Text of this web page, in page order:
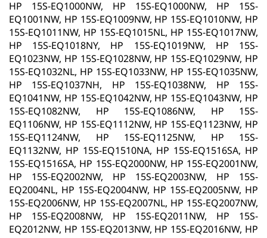
HP 15S-EQ1000NW, HP 15S-EQ1000NW, HP 15S-
EQ1001NW, HP 15S-EQ1009NW, HP 15S-EQ1010NW, HP
15S-EQ1011NW, HP 15S-EQ1015NL, HP 15S-EQ1017NW,
HP 15S-EQ1018NY, HP 15S-EQ1019NW, HP 15S-
EQ1023NW, HP 15S-EQ1028NW, HP 15S-EQ1029NW, HP
15S-EQ1032NL, HP 15S-EQ1033NW, HP 15S-EQ1035NW,
HP 15S-EQ1037NH, HP 15S-EQ1038NW, HP 15S-
EQ1041NW, HP 15S-EQ1042NW, HP 15S-EQ1043NW, HP
15S-EQ1082NW, HP 15S-EQ1086NW, HP 15S-
EQ1106NW, HP 15S-EQ1112NW, HP 15S-EQ1123NW, HP
15S-EQ1124NW, HP 15S-EQ1125NW, HP 15S-
EQ1132NW, HP 15S-EQ1510NA, HP 15S-EQ1516SA, HP
15S-EQ1516SA, HP 15S-EQ2000NW, HP 15S-EQ2001NW,
HP 15S-EQ2002NW, HP 15S-EQ2003NW, HP 15S-
EQ2004NL, HP 15S-EQ2004NW, HP 15S-EQ2005NW, HP
15S-EQ2006NW, HP 15S-EQ2007NL, HP 15S-EQ2007NW,
HP 15S-EQ2008NW, HP 15S-EQ2011NW, HP 15S-
EQ2012NW, HP 15S-EQ2013NW, HP 15S-EQ2016NW, HP